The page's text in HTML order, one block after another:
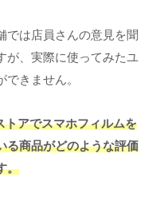
では店員さんの意見を聞
が、実際に使ってみたユ
きません。
アでスマホフィルムを
る商品がどのような評価
。